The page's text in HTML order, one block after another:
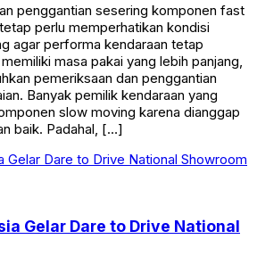
penggantian sesering komponen fast
perlu memperhatikan kondisi
agar performa kendaraan tetap
masa pakai yang lebih panjang,
pemeriksaan dan penggantian
Banyak pemilik kendaraan yang
slow moving karena dianggap
baik. Padahal, […]
Gelar Dare to Drive National